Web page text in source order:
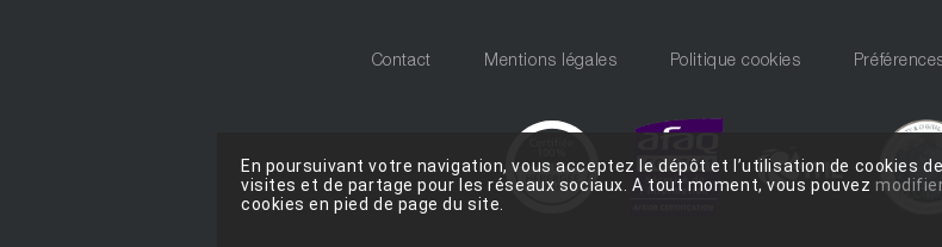
Contact Mentions légales Politique cookies
En poursuivant votre navigation, vous acceptez le dépôt et l’utilisation de cookies
visites et de partage pour les réseaux sociaux. A tout moment, vous pouvez
cookies en pied de page du site.